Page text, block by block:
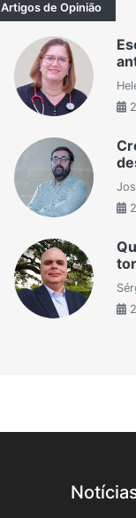
Artigos de Opinião